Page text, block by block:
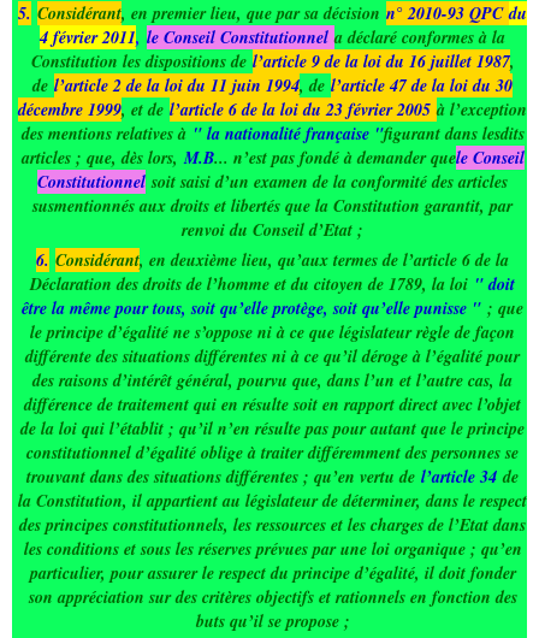
5. Considérant, en premier lieu, que par sa décision n° 2010-93 QPCdu
4 février 2011, le Conseil Constitutionnela déclaré conformes à la
Constitution les dispositions de l’article 9 de la loi du 16 juillet 1987,
de l’article 2 de la loi du 11 juin 1994, de l’article 47 de la loi du 30
décembre 1999, et de l’article 6 de la loi du 23 février 2005à l’exception
des mentions relatives à " la nationalité française "figurant dans lesdits
articles ; que, dès lors,M.B... n’est pas fondé à demander quele Conseil
Constitutionnel soit saisi d’un examen de la conformité des articles
susmentionnés aux droits et libertés que la Constitution garantit, par
renvoi du Conseil d’Etat ;
6. Considérant, en deuxième lieu, qu’aux termes de l’article 6 de la
Déclaration des droits de l’homme et du citoyen de 1789, la loi " doit
être la même pour tous, soit qu’elle protège, soit qu’elle punisse " ; que
le principe d’égalité ne s’oppose ni à ce que législateur règle de façon
différente des situations différentes ni à ce qu’il déroge à l’égalité pour
des raisons d’intérêt général, pourvu que, dans l’un et l’autre cas, la
différence de traitement qui en résulte soit en rapport direct avec l’objet
de la loi qui l’établit ; qu’il n’en résulte pas pour autant que le principe
constitutionnel d’égalité oblige à traiter différemment des personnes se
trouvant dans des situations différentes ; qu’en vertu de l’article 34 de
la Constitution, il appartient au législateur de déterminer, dans le respect
des principes constitutionnels, les ressources et les charges de l’Etat dans
les conditions et sous les réserves prévues par une loi organique ; qu’en
particulier, pour assurer le respect du principe d’égalité, il doit fonder
son appréciation sur des critères objectifs et rationnels en fonction des
buts qu’il se propose ;